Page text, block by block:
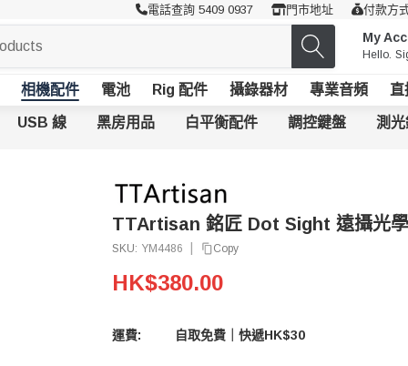
電話查詢 5409 0937 門市地址 付款方
My
Hello.
相機配件 電池 Rig 配件 攝錄器材 專業音頻 直
USB 線 黑房用品 白平衡配件 調控鍵盤 測光
TTArtisan 銘匠 Dot Sight 遠攝光
SKU: YM4486 Copy
HK$380.00
運費: 自取免費｜快遞HK$30